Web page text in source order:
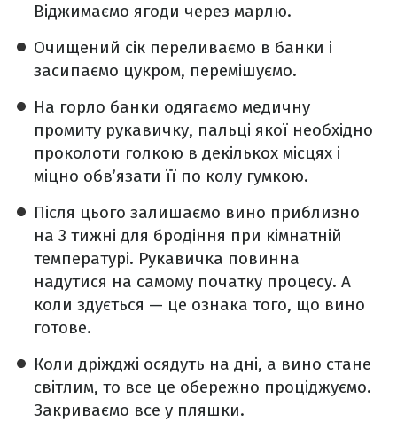
Віджимаємо ягоди через марлю.
Очищений сік переливаємо в банки і
засипаємо цукром, перемішуємо.
На горло банки одягаємо медичну
промиту рукавичку, пальці якої необхідно
проколоти голкою в декількох місцях і
міцно обв’язати її по колу гумкою.
Після цього залишаємо вино приблизно
на 3 тижні для бродіння при кімнатній
температурі. Рукавичка повинна
надутися на самому початку процесу. А
коли здується — це ознака того, що вино
готове.
Коли дріжджі осядуть на дні, а вино стане
світлим, то все це обережно проціджуємо.
Закриваємо все у пляшки.